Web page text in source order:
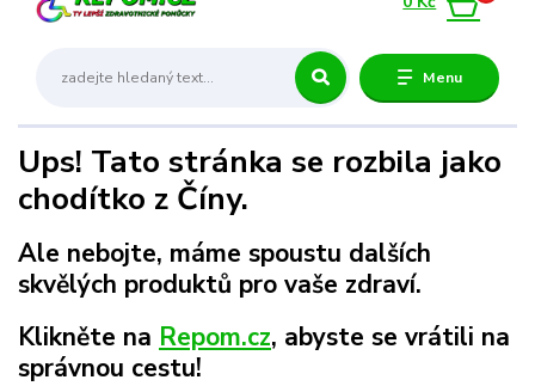
Menu
Ups! Tato stránka se rozbila jako
chodítko z Číny.
Ale nebojte, máme spoustu dalších
skvělých produktů pro vaše zdraví.
Klikněte na Repom.cz, abyste se vrátili na
správnou cestu!